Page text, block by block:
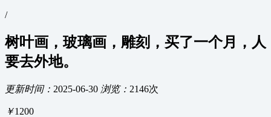
/
树叶画，玻璃画，雕刻，买了一个月，人
要去外地。
更新时间： 2025-06-30 浏览： 2146次
￥1200